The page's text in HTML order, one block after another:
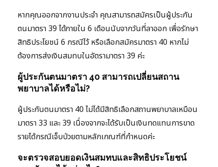
หากคุณออกจากงานประจำ คุณสามารถสมัครเป็นผู้ประกัน
ตนมาตรา 39 ได้ภายใน 6 เดือนนับจากวันที่ลาออก เพื่อรักษา
สิทธิประโยชน์ 6 กรณีไว้ หรือเลือกสมัครมาตรา 40 หากไม่
ต้องการส่งเงินสมทบในอัตรามาตรา 39 ค่ะ
ผู้ประกันตนมาตรา 40 สามารถเปลี่ยนสถาน
พยาบาลได้หรือไม่?
ผู้ประกันตนมาตรา 40 ไม่ได้มีสิทธิเลือกสถานพยาบาลเหมือน
มาตรา 33 และ 39 เนื่องจากจะได้รับเป็นเงินทดแทนการขาด
รายได้กรณีเจ็บป่วยตามหลักเกณฑ์ที่กำหนดค่ะ
จะตรวจสอบยอดเงินสมทบและสิทธิประโยชน์